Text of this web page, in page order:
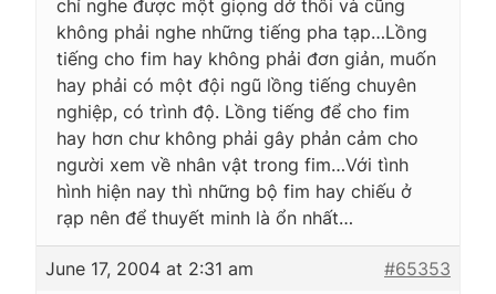
chỉ nghe được một giọng dở thôi và cũng
không phải nghe những tiếng pha tạp…Lồng
tiếng cho fim hay không phải đơn giản, muốn
hay phải có một đội ngũ lồng tiếng chuyên
nghiệp, có trình độ. Lồng tiếng để cho fim
hay hơn chư không phải gây phản cảm cho
người xem về nhân vật trong fim…Với tình
hình hiện nay thì những bộ fim hay chiếu ở
rạp nên để thuyết minh là ổn nhất…
June 17, 2004 at 2:31 am #65353